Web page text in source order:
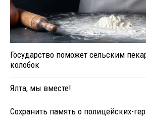
Государство поможет сельским
колобок
Ялта, мы вместе!
Сохранить память о полицейских-